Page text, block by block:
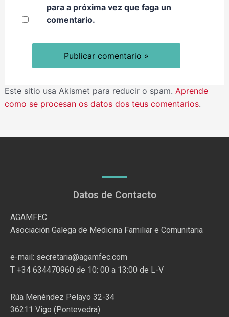
para a próxima vez que faga un
comentario.
Este sitio usa Akismet para reducir o spam. Aprende
como se procesan os datos dos teus comentarios.
Datos de Contacto
AGAMFEC
Asociación Galega de Medicina Familiar e Comunitaria
e-mail: secretaria@agamfec.com
T +34 634470960 de 10: 00 a 13:00 de L-V
Rúa Menéndez Pelayo 32-34
36211 Vigo (Pontevedra)